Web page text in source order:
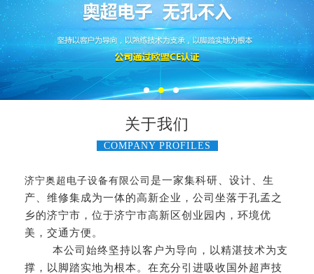
关于我们
COMPANY PROFILES
济宁奥超电子设备有限公司 是一家集科研、设计、生
产、维修集成为一体的高新企业，公司坐落于孔孟之
乡的济宁市，位于济宁市高新区创业园内，环境优
美，交通方便。
本公司始终坚持以客户为导向，以精湛技术为支
撑，以脚踏实地为根本。在充分引进吸收国外超声技